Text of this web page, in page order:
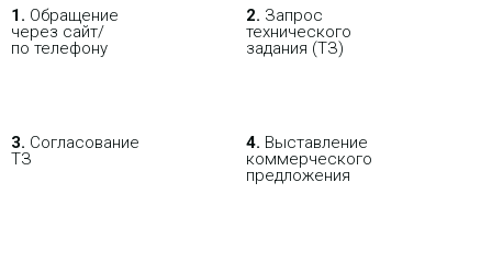
ПОКУПАЯ С НАСТРОЙКОЙ
1. Обращение
через сайт/
по телефону
2. Запрос
технического
задания (ТЗ)
3. Согласование
ТЗ
4. Выставление
коммерческого
предложения